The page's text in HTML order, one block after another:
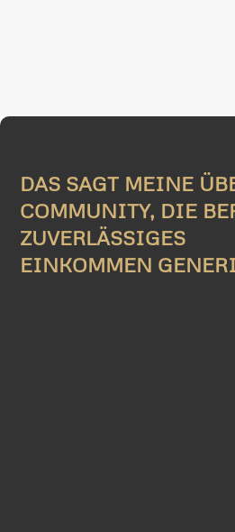
DAS SAGT MEINE
COMMUNITY, DIE
ZUVERLÄSSIGES
EINKOMMEN